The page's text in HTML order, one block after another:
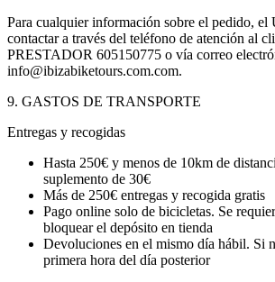
Para cualquier información sobre el pedido,
contactar a través del teléfono de atención al
PRESTADOR 605150775 o vía correo
info@ibizabiketours.com.com.
9. GASTOS DE TRANSPORTE
Entregas y recogidas
Hasta 250€ y menos de 10km de
suplemento de 30€
Más de 250€ entregas y recogida gratis
Pago online solo de bicicletas. Se
bloquear el depósito en tienda
Devoluciones en el mismo día hábil. Si
primera hora del día posterior